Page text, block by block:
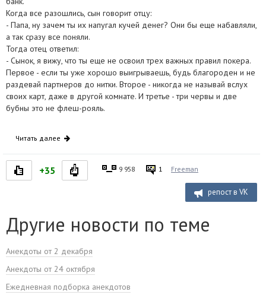
Когда все разошлись, сын говорит отцу:
- Папа, ну зачем ты их напугал кучей денег? Они бы еще набавляли,
а так сразу все поняли.
Тогда отец ответил:
- Сынок, я вижу, что ты еще не освоил трех важных правил покера.
Первое - если ты уже хорошо выигрываешь, будь благороден и не
раздевай партнеров до нитки. Второе - никогда не называй вслух
своих карт, даже в другой комнате. И третье - три червы и две
бубны это не флеш-рояль.
Читать далее
+35 9 958 1 Freeman
репост в VK
Другие новости по теме
Анекдоты от 2 декабря
Анекдоты от 24 октября
Ежедневная подборка анекдотов